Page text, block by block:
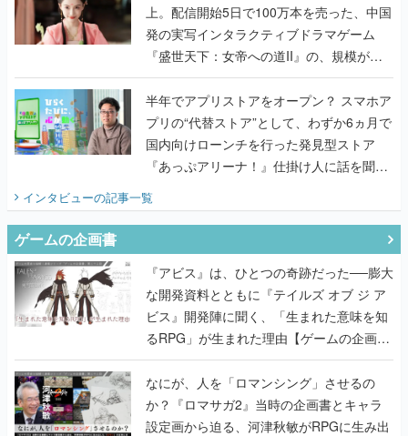
うこだわりをプロデューサーに聞いた
半年でアプリストアをオープン？ スマホア
プリの“代替ストア”として、わずか6ヵ月で
国内向けローンチを行った発見型ストア
『あっぷアリーナ！』仕掛け人に話を聞い
てみた
インタビューの記事一覧
『アビス』は、ひとつの奇跡だった──膨大
な開発資料とともに『テイルズ オブ ジ ア
るRPG」が生まれた理由【ゲームの企画
書】
なにが、人を「ロマンシング」させるの
か？『ロマサガ2』当時の企画書とキャラ
設定画から迫る、河津秋敏がRPGに生み出
した「ロマン」の正体とは【ゲームの企画
書】
『ガンパレ』の企画書、ついに公開━初代